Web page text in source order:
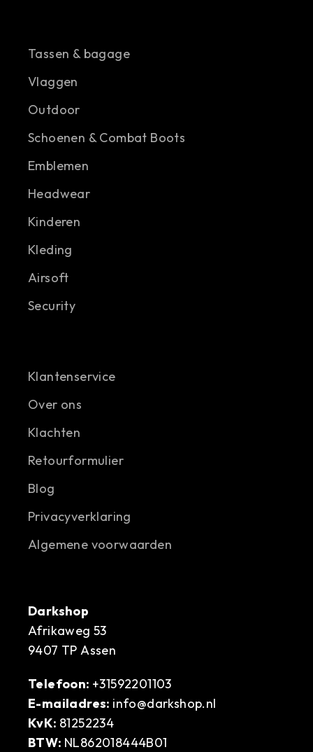
Tassen & bagage
Vlaggen
Outdoor
Schoenen & Combat Boots
Emblemen
Headwear
Kinderen
Kleding
Airsoft
Security
Klantenservice
Over ons
Klachten
Retourformulier
Blog
Privacyverklaring
Algemene voorwaarden
Darkshop
Afrikaweg 53
9407 TP Assen
Telefoon: +31592201103
E-mailadres: info@darkshop.nl
KvK: 81252234
BTW: NL862018444B01